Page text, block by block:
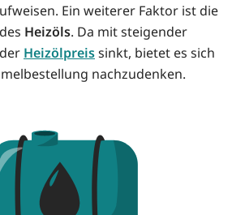
Ein weiterer Faktor ist die
Heizöls. Da mit steigender
Heizölpreissinkt, bietet es sich
nachzudenken.